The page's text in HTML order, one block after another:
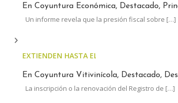
En Coyuntura Económica, Destacado,
Un informe revela que la presión fiscal sobre […]
EXTIENDEN HASTA EL 30 DE JUNIO EL PLAZO
En Coyuntura Vitivinícola, Destacado,
La inscripción o la renovación del Registro de […]